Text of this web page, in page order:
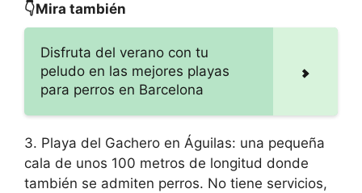
👇Mira también
Disfruta del verano con tu
peludo en las mejores playas
para perros en Barcelona
3. Playa del Gachero en Águilas: una pequeña
cala de unos 100 metros de longitud donde
también se admiten perros. No tiene servicios,